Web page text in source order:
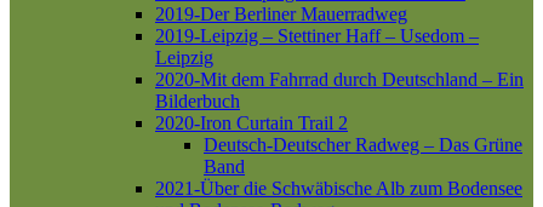
2019-Der Berliner Mauerradweg
2019-Leipzig – Stettiner Haff – Usedom –
Leipzig
2020-Mit dem Fahrrad durch Deutschland – Ein
Bilderbuch
2020-Iron Curtain Trail 2
Deutsch-Deutscher Radweg – Das Grüne
Band
2021-Über die Schwäbische Alb zum Bodensee